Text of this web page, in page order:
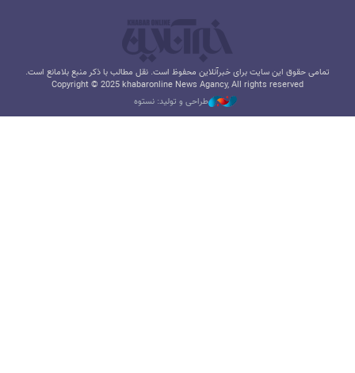
تمامی حقوق این سایت برای خبرآنلاین محفوظ است. نقل مطالب با ذکر منبع بلامانع است.
Copyright © 2025 khabaronline News Agancy, All rights reserved
طراحی و تولید: نستوه